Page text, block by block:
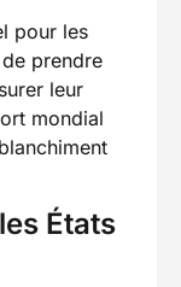
pour les
prendre
leur
mondial
États